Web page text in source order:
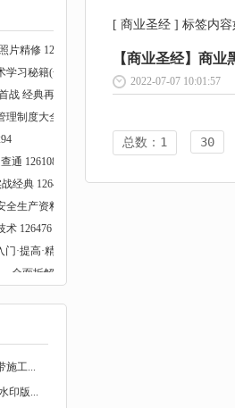
片精修 127237
习秘籍(全4冊pdf) 1...
战 经典再战 126393
制度大全-26份 1078...
通 126108
经典 126474
全生产资料大全-新增1...
术 126476
·提高·精通 1272...
全面拆解微信营销模...
施工...
印版...
[ 商业圣经 ] 标签内容
【商业圣经】商业
2022-07-07 10:01:57
总数：1 30